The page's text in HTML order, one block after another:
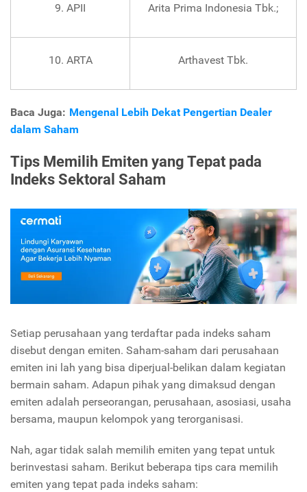
9. APII Arita Prima Indonesia Tbk.;
10. ARTA Arthavest Tbk.
Baca Juga: Mengenal Lebih Dekat Pengertian Dealer
dalam Saham
Tips Memilih Emiten yang Tepat pada
Indeks Sektoral Saham
Setiap perusahaan yang terdaftar pada indeks saham
disebut dengan emiten. Saham-saham dari perusahaan
emiten ini lah yang bisa diperjual-belikan dalam kegiatan
bermain saham. Adapun pihak yang dimaksud dengan
emiten adalah perseorangan, perusahaan, asosiasi, usaha
bersama, maupun kelompok yang terorganisasi.
Nah, agar tidak salah memilih emiten yang tepat untuk
berinvestasi saham. Berikut beberapa tips cara memilih
emiten yang tepat pada indeks saham: